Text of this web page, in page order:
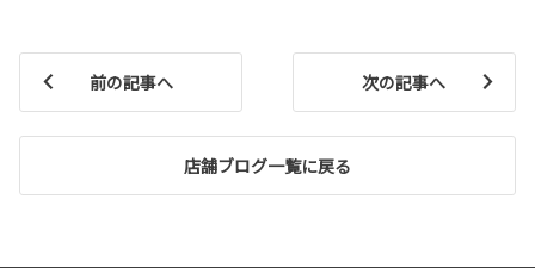
前の記事へ
店舗ブログ一覧に戻る
次の記事へ